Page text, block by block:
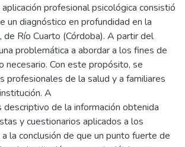
profesional psicológica consistió
un diagnóstico en profundidad en la
de Río Cuarto (Córdoba). A partir del
problemática a abordar a los fines de
necesario. Con este propósito, se
profesionales de la salud y a familiares
A
descriptivo de la información obtenida
y cuestionarios aplicados a los
la conclusión de que un punto fuerte de